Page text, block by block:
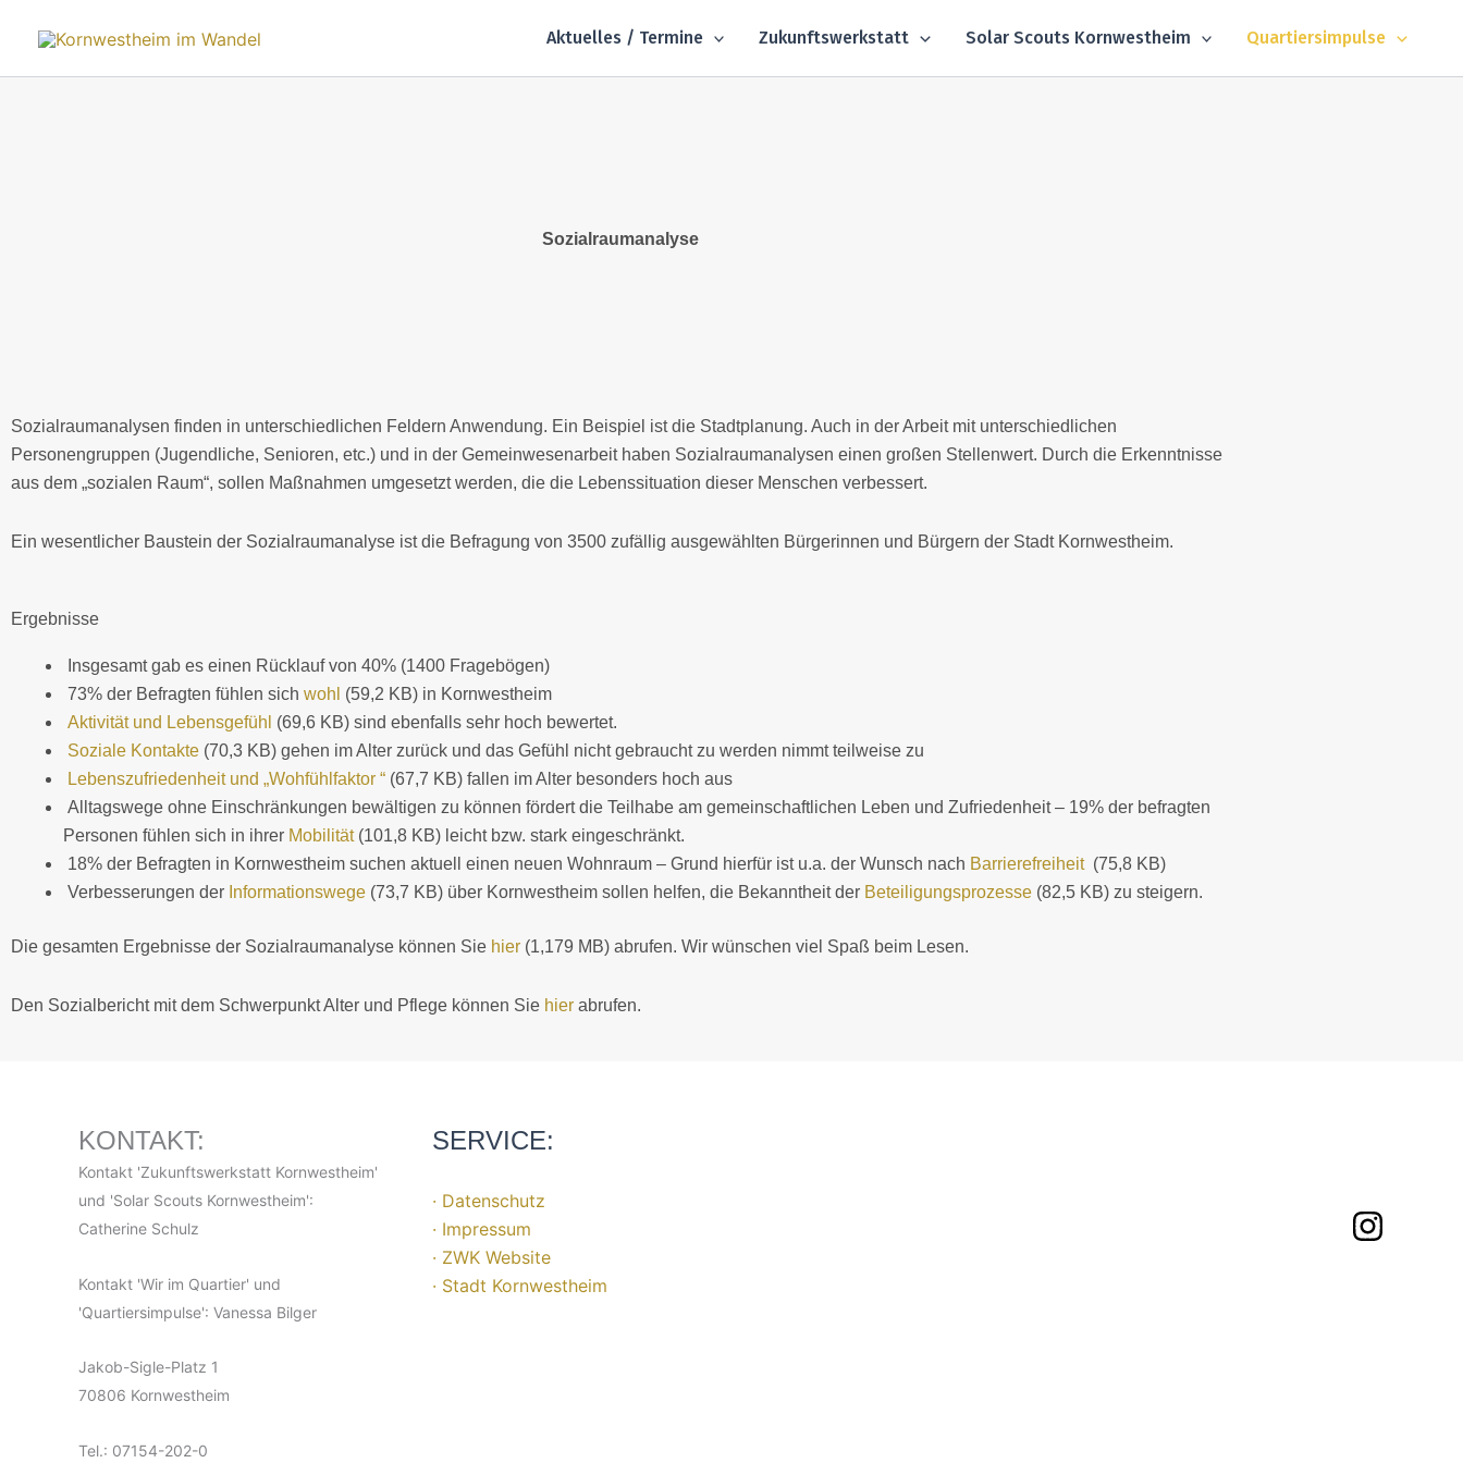
Inhalt
Aktuelles / Termine Zukunftswerkstatt Solar Scouts Kornwestheim Quartiersimpulse
Sozialraumanalyse
Sozialraumanalysen finden in unterschiedlichen Feldern Anwendung. Ein Beispiel ist die Stadtplanung. Auch in der Arbeit mit unterschiedlichen
Personengruppen (Jugendliche, Senioren, etc.) und in der Gemeinwesenarbeit haben Sozialraumanalysen einen großen Stellenwert. Durch die Erkenntnisse
aus dem „sozialen Raum“, sollen Maßnahmen umgesetzt werden, die die Lebenssituation dieser Menschen verbessert.
Ein wesentlicher Baustein der Sozialraumanalyse ist die Befragung von 3500 zufällig ausgewählten Bürgerinnen und Bürgern der Stadt Kornwestheim.
Ergebnisse
Insgesamt gab es einen Rücklauf von 40% (1400 Fragebögen)
73% der Befragten fühlen sich wohl (59,2 KB) in Kornwestheim
Aktivität und Lebensgefühl (69,6 KB) sind ebenfalls sehr hoch bewertet.
Soziale Kontakte (70,3 KB) gehen im Alter zurück und das Gefühl nicht gebraucht zu werden nimmt teilweise zu
Lebenszufriedenheit und „Wohfühlfaktor “ (67,7 KB) fallen im Alter besonders hoch aus
Alltagswege ohne Einschränkungen bewältigen zu können fördert die Teilhabe am gemeinschaftlichen Leben und Zufriedenheit – 19% der befragten
Personen fühlen sich in ihrer Mobilität(101,8 KB) leicht bzw. stark eingeschränkt.
18% der Befragten in Kornwestheim suchen aktuell einen neuen Wohnraum – Grund hierfür ist u.a. der Wunsch nach Barrierefreiheit(75,8 KB)
Verbesserungen der Informationswege (73,7 KB) über Kornwestheim sollen helfen, die Bekanntheit der Beteiligungsprozesse (82,5 KB) zu steigern.
Die gesamten Ergebnisse der Sozialraumanalyse können Sie hier (1,179 MB) abrufen. Wir wünschen viel Spaß beim Lesen.
Den Sozialbericht mit dem Schwerpunkt Alter und Pflege können Sie hier abrufen.
KONTAKT:
Kontakt 'Zukunftswerkstatt Kornwestheim'
und 'Solar Scouts Kornwestheim':
Catherine Schulz
Kontakt 'Wir im Quartier' und
'Quartiersimpulse': Vanessa Bilger
Jakob-Sigle-Platz 1
70806 Kornwestheim
Tel.: 07154-202-0
SERVICE:
· Datenschutz
· Impressum
· ZWK Website
· Stadt Kornwestheim